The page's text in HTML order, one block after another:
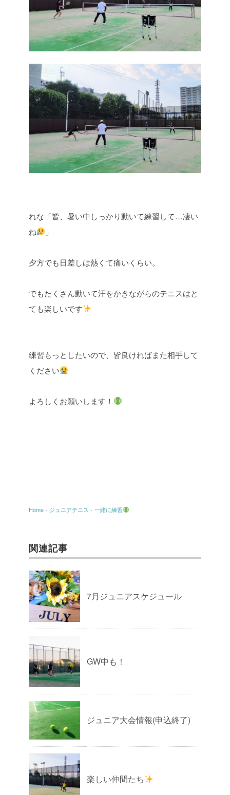
れな「皆、暑い中しっかり動いて練習して…凄い
ね
」
夕方でも日差しは熱くて痛いくらい。
でもたくさん動いて汗をかきながらのテニスはと
ても楽しいです
練習もっとしたいので、皆良ければまた相手して
ください
よろしくお願いします！
Home › ジュニアテニス › 一緒に練習
関連記事
7月ジュニアスケジュール
GW中も！
ジュニア大会情報(申込終了)
楽しい仲間たち